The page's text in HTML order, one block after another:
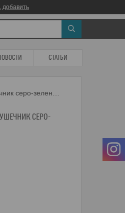
добавить
СТАТЬИ
СЕРО-